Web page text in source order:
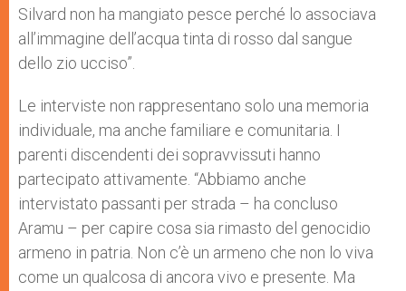
Silvard non ha mangiato pesce perché lo associava
all’immagine dell’acqua tinta di rosso dal sangue
dello zio ucciso”.
Le interviste non rappresentano solo una memoria
individuale, ma anche familiare e comunitaria. I
parenti discendenti dei sopravvissuti hanno
partecipato attivamente. “Abbiamo anche
intervistato passanti per strada – ha concluso
Aramu – per capire cosa sia rimasto del genocidio
armeno in patria. Non c’è un armeno che non lo viva
come un qualcosa di ancora vivo e presente. Ma